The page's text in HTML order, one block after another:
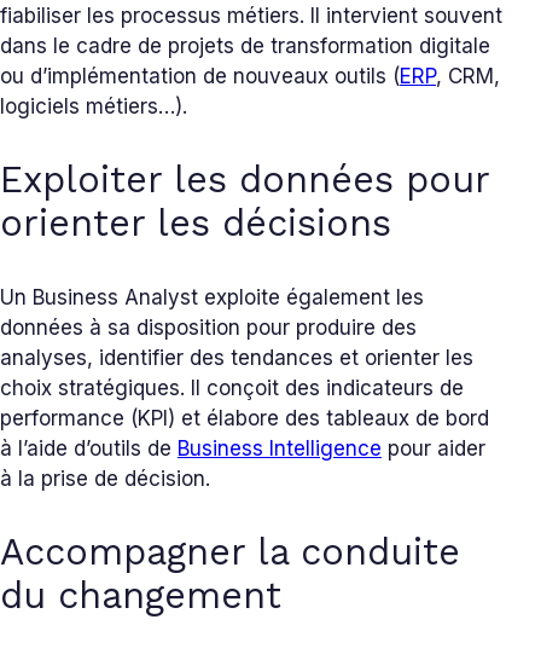
fiabiliser les processus métiers. Il intervient souvent
dans le cadre de projets de transformation digitale
ou d’implémentation de nouveaux outils (ERP, CRM,
logiciels métiers…).
Exploiter les données pour
orienter les décisions
Un Business Analyst exploite également les
données à sa disposition pour produire des
analyses, identifier des tendances et orienter les
choix stratégiques. Il conçoit des indicateurs de
performance (KPI) et élabore des tableaux de bord
à l’aide d’outils de Business Intelligence pour aider
à la prise de décision.
Accompagner la conduite
du changement